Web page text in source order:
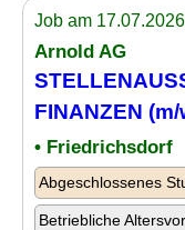
Job am
Arnold AG
FINANZEN (m/
• Friedrichsdorf
Abgeschlossenes
Betriebliche